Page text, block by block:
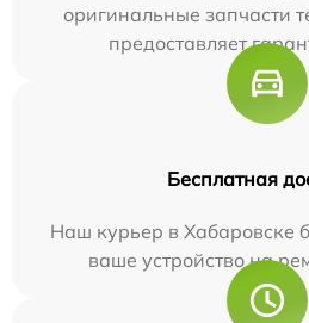
оригинальные запчасти
предоставляет
Бесплатная
Наш курьер в Хабаровске
ваше устройство на